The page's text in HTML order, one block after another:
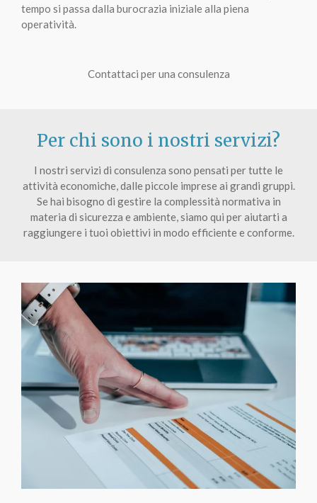
tempo si passa dalla burocrazia iniziale alla piena
operatività.
Contattaci per una consulenza
Per chi sono i nostri servizi?
I nostri servizi di consulenza sono pensati per tutte le
attività economiche, dalle piccole imprese ai grandi gruppi.
Se hai bisogno di gestire la complessità normativa in
materia di sicurezza e ambiente, siamo qui per aiutarti a
raggiungere i tuoi obiettivi in modo efficiente e conforme.